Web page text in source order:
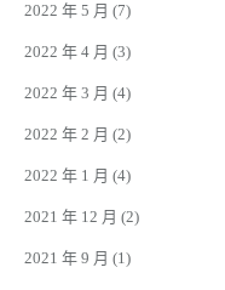
2022 年 5 月 (7)
2022 年 4 月 (3)
2022 年 3 月 (4)
2022 年 2 月 (2)
2022 年 1 月 (4)
2021 年 12 月 (2)
2021 年 9 月 (1)